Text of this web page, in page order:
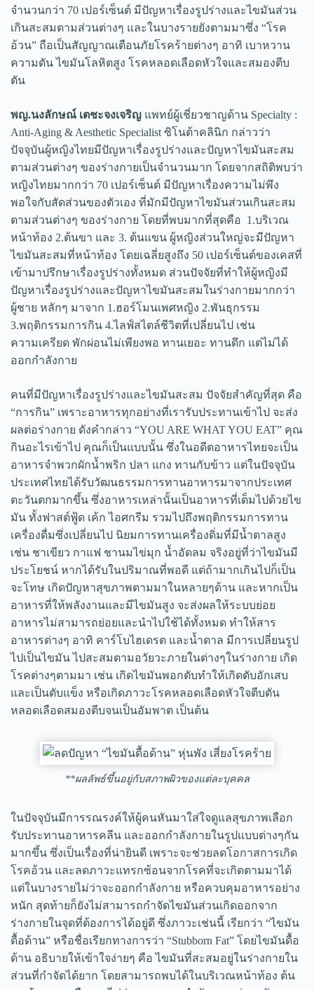
จำนวนกว่า 70 เปอร์เซ็นต์ มีปัญหาเรื่องรูปร่างและไขมันส่วน
เกินสะสมตามส่วนต่างๆ และในบางรายยังตามมาซึ่ง “โรค
อ้วน” ถือเป็นสัญญาณเตือนภัยโรคร้ายต่างๆ อาทิ เบาหวาน
ความดัน ไขมันโลหิตสูง โรคหลอดเลือดหัวใจและสมองตีบ
ตัน
พญ.นงลักษณ์ เตชะจงเจริญ แพทย์ผู้เชี่ยวชาญด้าน Specialty :
Anti-Aging & Aesthetic Specialist ซิโนต้าคลินิก กล่าวว่า
ปัจจุบันผู้หญิงไทยมีปัญหาเรื่องรูปร่างและปัญหาไขมันสะสม
ตามส่วนต่างๆ ของร่างกายเป็นจำนวนมาก โดยจากสถิติพบว่า
หญิงไทยมากกว่า 70 เปอร์เซ็นต์ มีปัญหาเรื่องความไม่พึง
พอใจกับสัดส่วนของตัวเอง ที่มักมีปัญหาไขมันส่วนเกินสะสม
ตามส่วนต่างๆ ของร่างกาย โดยที่พบมากที่สุดคือ 1.บริเวณ
หน้าท้อง 2.ต้นขา และ 3. ต้นแขน ผู้หญิงส่วนใหญ่จะมีปัญหา
ไขมันสะสมที่หน้าท้อง โดยเฉลี่ยสูงถึง 50 เปอร์เซ็นต์ของเคสที่
เข้ามาปรึกษาเรื่องรูปร่างทั้งหมด ส่วนปัจจัยที่ทำให้ผู้หญิงมี
ปัญหาเรื่องรูปร่างและปัญหาไขมันสะสมในร่างกายมากกว่า
ผู้ชาย หลักๆ มาจาก 1.ฮอร์โมนเพศหญิง 2.พันธุกรรม
3.พฤติกรรมการกิน 4.ไลฟ์สไตล์ชีวิตที่เปลี่ยนไป เช่น
ความเครียด พักผ่อนไม่เพียงพอ ทานเยอะ ทานดึก แต่ไม่ได้
ออกกำลังกาย
คนที่มีปัญหาเรื่องรูปร่างและไขมันสะสม ปัจจัยสำคัญที่สุด คือ
“การกิน” เพราะอาหารทุกอย่างที่เรารับประทานเข้าไป จะส่ง
ผลต่อร่างกาย ดังคำกล่าว “YOU ARE WHAT YOU EAT” คุณ
กินอะไรเข้าไป คุณก็เป็นแบบนั้น ซึ่งในอดีตอาหารไทยจะเป็น
อาหารจำพวกผักน้ำพริก ปลา แกง ทานกับข้าว แต่ในปัจจุบัน
ประเทศไทยได้รับวัฒนธรรมการทานอาหารมาจากประเทศ
ตะวันตกมากขึ้น ซึ่งอาหารเหล่านั้นเป็นอาหารที่เต็มไปด้วยไข
มัน ทั้งฟาสต์ฟู้ด เค้ก ไอศกรีม รวมไปถึงพฤติกรรมการทาน
เครื่องดื่มซึ่งเปลี่ยนไป นิยมการทานเครื่องดิ่มที่มีน้ำตาลสูง
เช่น ชาเขียว กาแฟ ชานมไข่มุก น้ำอัดลม จริงอยู่ที่ว่าไขมันมี
ประโยชน์ หากได้รับในปริมาณที่พอดี แต่ถ้ามากเกินไปก็เป็น
จะโทษ เกิดปัญหาสุขภาพตามมาในหลายๆด้าน และหากเป็น
อาหารที่ให้พลังงานและมีไขมันสูง จะส่งผลให้ระบบย่อย
อาหารไม่สามารถย่อยและนำไปใช้ได้ทั้งหมด ทำให้สาร
อาหารต่างๆ อาทิ คาร์โบไฮเดรต และน้ำตาล มีการเปลี่ยนรูป
ไปเป็นไขมัน ไปสะสมตามอวัยวะภายในต่างๆในร่างกาย เกิด
โรคต่างๆตามมา เช่น เกิดไขมันพอกตับทำให้เกิดตับอักเสบ
และเป็นตับแข็ง หรือเกิดภาวะโรคหลอดเลือดหัวใจตีบตัน
หลอดเลือดสมองตีบจนเป็นอัมพาต เป็นต้น
**ผลลัพธ์ขึ้นอยู่กับสภาพผิวของแต่ละบุคคล
ในปัจจุบันมีการรณรงค์ให้ผู้คนหันมาใส่ใจดูแลสุขภาพเลือก
รับประทานอาหารคลีน และออกกำลังกายในรูปแบบต่างๆกัน
มากขึ้น ซึ่งเป็นเรื่องที่น่ายินดี เพราะจะช่วยลดโอกาสการเกิด
โรคอ้วน และลดภาวะแทรกซ้อนจากโรคที่จะเกิดตามมาได้
แต่ในบางรายไม่ว่าจะออกกำลังกาย หรือควบคุมอาหารอย่าง
หนัก สุดท้ายก็ยังไม่สามารถกำจัดไขมันส่วนเกิดออกจาก
ร่างกายในจุดที่ต้องการได้อยู่ดี ซึ่งภาวะเช่นนี้ เรียกว่า “ไขมัน
ดื้อด้าน” หรือชื่อเรียกทางการว่า “Stubborn Fat” โดยไขมันดื้อ
ด้าน อธิบายให้เข้าใจง่ายๆ คือ ไขมันที่สะสมอยู่ในร่างกายใน
ส่วนที่กำจัดได้ยาก โดยสามารถพบได้ในบริเวณหน้าท้อง ต้น